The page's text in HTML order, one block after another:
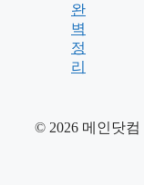
완
벽
정
리
© 2026 메인닷컴